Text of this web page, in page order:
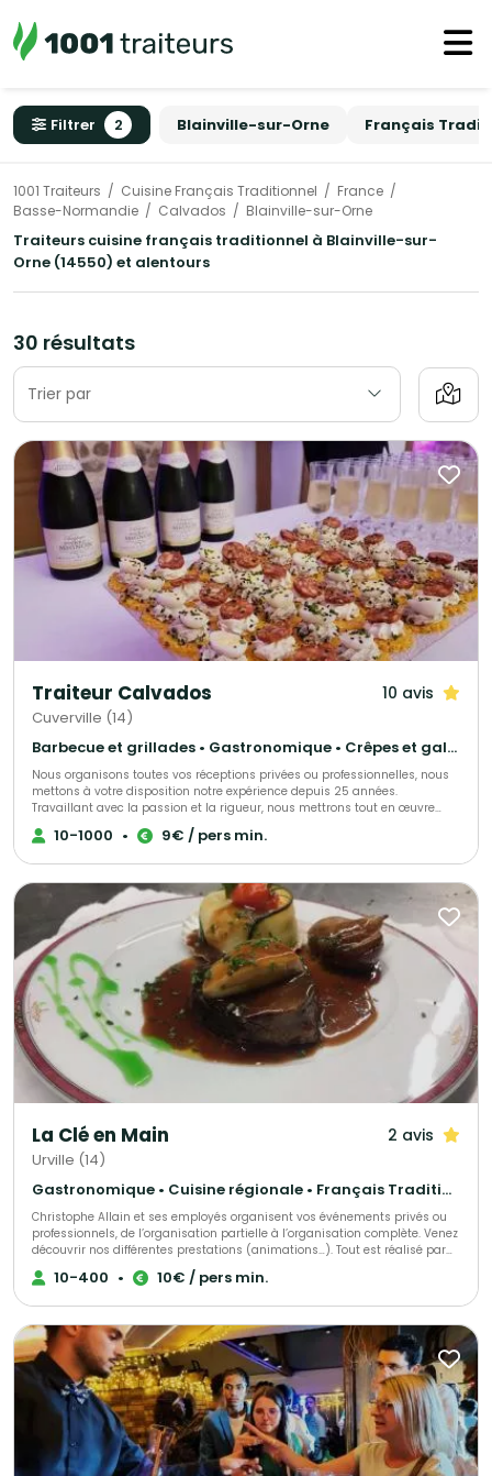
Filtrer 2 Blainville-sur-Orne Français
1001 Traiteurs Cuisine Français Traditionnel
France
Basse-Normandie
Calvados Blainville-sur-Orne
Traiteurs cuisine français traditionnel à Blainville-sur-
Orne (14550) et alentours
30 résultats
Trier par
Traiteur Calvados 10 avis
Cuverville (14)
Barbecue et grillades • Gastronomique • Crêpes et galettes
Nous organisons toutes vos réceptions privées ou professionnelles, nous
mettons à votre disposition notre expérience depuis 25 années.
Travaillant avec la passion et la rigueur, nous mettrons tout en œuvre
pour faire de ce jour un moment unique et inoubliable. Nous travaillons
avec des produits d’exceptions, locaux, tout fait maison. Nous serons à
10-1000 • 9€ / pers min.
La Clé en Main 2 avis
Urville (14)
Gastronomique • Cuisine régionale • Français Traditionnel
Christophe Allain et ses employés organisent vos événements privés ou
professionnels, de l’organisation partielle à l’organisation complète. Venez
découvrir nos différentes prestations (animations…). Tout est réalisé par
notre équipe.
10-400 • 10€ / pers min.